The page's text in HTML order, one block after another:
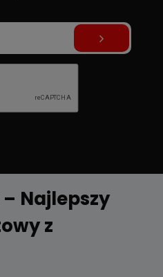
Najlepszy
z